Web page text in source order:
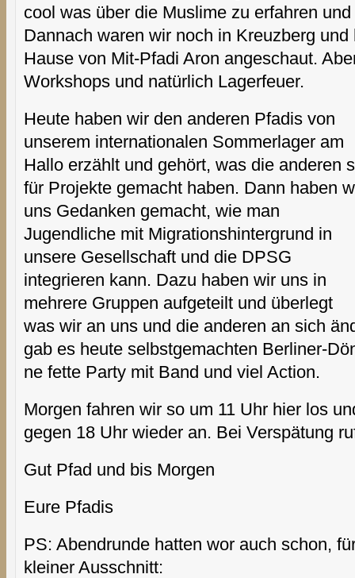
cool was über die Muslime zu erfahren
Dannach waren wir noch in Kreuzberg
Hause von Mit-Pfadi Aron angeschaut.
Workshops und natürlich Lagerfeuer.
Heute haben wir den anderen Pfadis von
unserem internationalen Sommerlager am
Hallo erzählt und gehört, was die anderen
für Projekte gemacht haben. Dann haben
uns Gedanken gemacht, wie man
Jugendliche mit Migrationshintergrund in
unsere Gesellschaft und die DPSG
integrieren kann. Dazu haben wir uns in
mehrere Gruppen aufgeteilt und überlegt
was wir an uns und die anderen an sich
gab es heute selbstgemachten Berliner-
ne fette Party mit Band und viel Action.
Morgen fahren wir so um 11 Uhr hier los
gegen 18 Uhr wieder an. Bei Verspätung
Gut Pfad und bis Morgen
Eure Pfadis
PS: Abendrunde hatten wor auch schon,
kleiner Ausschnitt: